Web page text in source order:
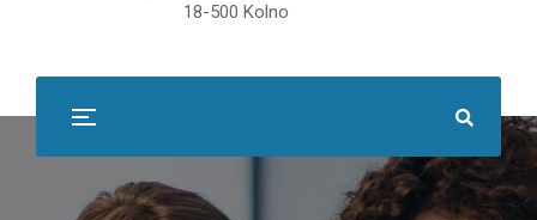
18-500 Kolno